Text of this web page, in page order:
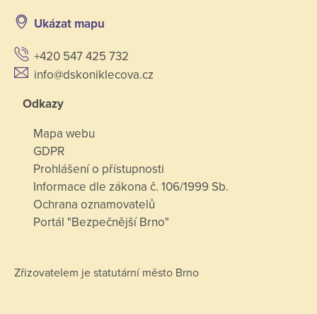
Ukázat mapu
+420 547 425 732
info@dskoniklecova.cz
Odkazy
Mapa webu
GDPR
Prohlášení o přístupnosti
Informace dle zákona č. 106/1999 Sb.
Ochrana oznamovatelů
Portál "Bezpečnější Brno"
Zřizovatelem je statutární město Brno